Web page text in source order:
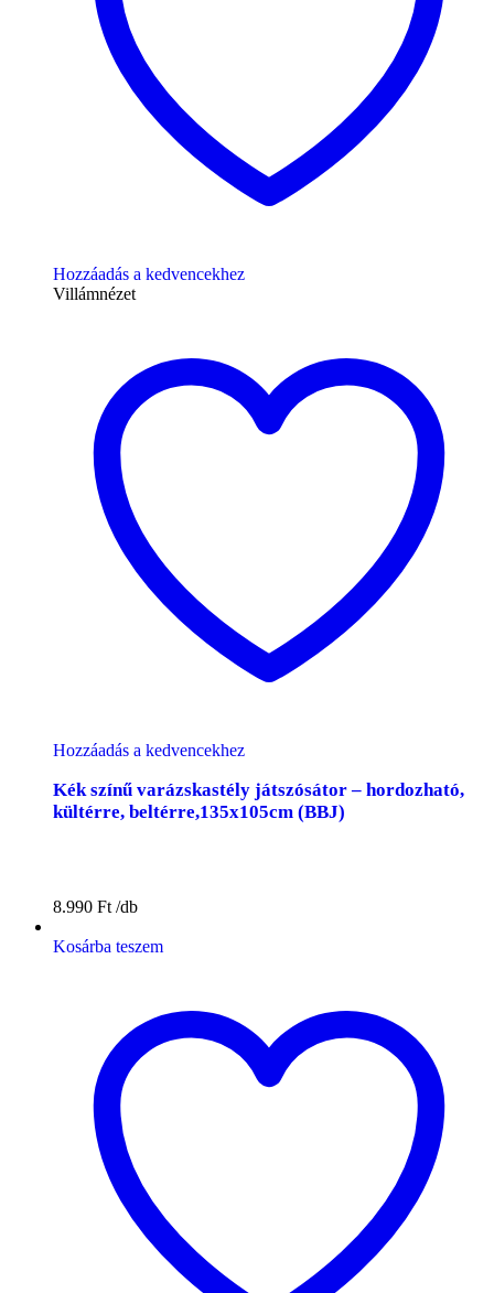
Hozzáadás a kedvencekhez
Villámnézet
Hozzáadás a kedvencekhez
Kék színű varázskastély játszósátor – hordozható,
kültérre, beltérre,135x105cm (BBJ)
8.990 Ft
Kosárba teszem